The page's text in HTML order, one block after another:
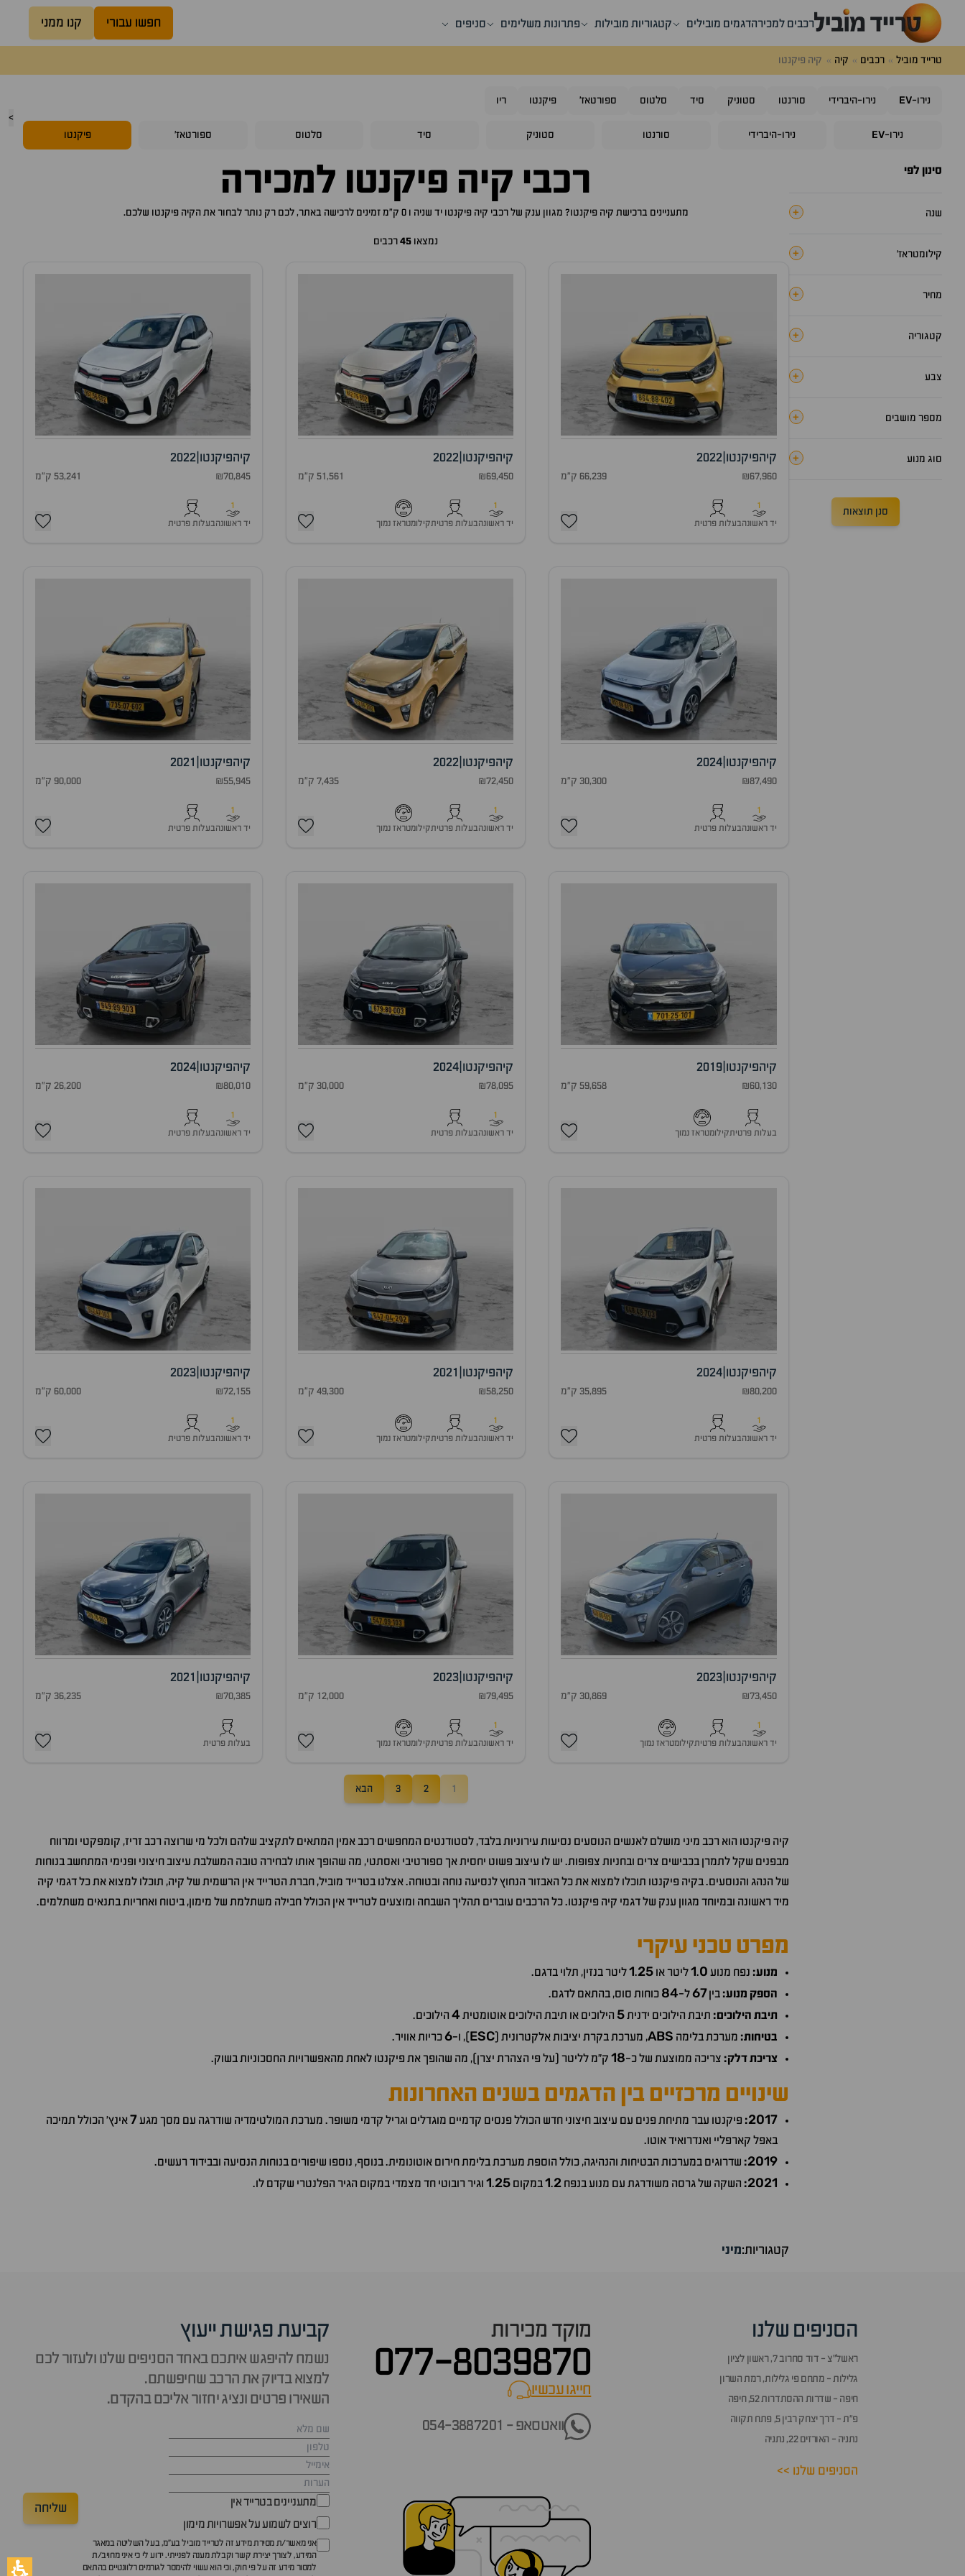
רכבים למכירהדגמים מובילים קטגוריות מובילות פתרונות משלימים סניפים חפשו עבורי קנו ממני
טרייד מוביל רכבים קיה קיה פיקנטו
>
נירו-EV נירו-היברידי סורנטו סטוניק סיד סלטוס ספורטאז' פיקנטו ריו
נירו-EV נירו-היברידי סורנטו סטוניק סיד סלטוס ספורטאז' פיקנטו
סינון לפי
שנה +
קילומטראז׳ +
מחיר +
קטגוריה +
צבע +
מספר מושבים +
סוג מנוע +
סנן תוצאות
רכבי קיה פיקנטו למכירה
מתעניינים ברכישת קיה פיקנטו? מגוון ענק של רכבי קיה פיקנטו יד שניה ו 0 ק"מ זמינים לרכישה באתר, לכם רק נותר לבחור את ה קיה פיקנטו שלכם.
נמצאו 45רכבים
קיהפיקנטו |
2022
₪67,960 66,239 ק"מ
1
יד ראשונהבעלות פרטית
קיהפיקנטו 2022
₪69,450 51,561 ק"מ
1
יד ראשונהבעלות פרטיתקילומטראז נמוך
קיהפיקנטו 2022
₪70,845 53,241 ק"מ
1
יד ראשונהבעלות פרטית
קיהפיקנטו |
2024
₪87,490 30,300 ק"מ
1
יד ראשונהבעלות פרטית
קיהפיקנטו 2022
₪72,450 7,435 ק"מ
1
יד ראשונהבעלות פרטיתקילומטראז נמוך
קיהפיקנטו 2021
₪55,945 90,000 ק"מ
1
יד ראשונהבעלות פרטית
קיהפיקנטו |
2019
₪60,130 59,658 ק"מ
בעלות פרטיתקילומטראז נמוך
קיהפיקנטו 2024
₪78,095 30,000 ק"מ
1
יד ראשונהבעלות פרטית
קיהפיקנטו 2024
₪80,010 26,200 ק"מ
1
יד ראשונהבעלות פרטית
קיהפיקנטו |
2024
₪80,200 35,895 ק"מ
1
יד ראשונהבעלות פרטית
קיהפיקנטו 2021
₪58,250 49,300 ק"מ
1
יד ראשונהבעלות פרטיתקילומטראז נמוך
קיהפיקנטו 2023
₪72,155 60,000 ק"מ
1
יד ראשונהבעלות פרטית
קיהפיקנטו |
2023
₪73,450 30,869 ק"מ
1
יד ראשונהבעלות פרטיתקילומטראז נמוך
קיהפיקנטו 2023
₪79,495 12,000 ק"מ
1
יד ראשונהבעלות פרטיתקילומטראז נמוך
קיהפיקנטו 2021
₪70,385 36,235 ק"מ
בעלות פרטית
1
2
3 הבא
קיה פיקנטו הוא רכב מיני מושלם לאנשים הנוסעים נסיעות עירוניות בלבד, לסטודנטים המחפשים רכב אמין המתאים לתקציב שלהם ולכל מי שרוצה רכב זריז, קומפקטי ומרווח
מבפנים שקל לתמרן בכבישים צרים ובחניות צפופות. יש לו עיצוב פשוט יחסית אך ספורטיבי ואסתטי, מה שהופך אותו לבחירה טובה המשלבת עיצוב חיצוני ופנימי המתחשב בנוחות
של הנהג והנוסעים. בקיה פיקנטו תוכלו למצוא את כל האבזור הנחוץ לנסיעה נוחה ובטוחה. אצלנו בטרייד מוביל, חברת הטרייד אין הרשמית של קיה, תוכלו למצוא את כל דגמי קיה
מיד ראשונה ובמיוחד מגוון ענק של דגמי קיה פיקנטו. כל הרכבים עוברים תהליך השבחה ומוצעים לטרייד אין הכולל חבילה משתלמת של מימון, ביטוח ואחריות בתנאים משתלמים.
מפרט טכני עיקרי
מנוע: נפח מנוע 1.0 ליטר או 1.25
ליטר בנזין, תלוי בדגם.
הספק מנוע:בין67ל-84 כוחות סוס, בהתאם לדגם.
תיבת הילוכים: תיבת הילוכים ידנית5 הילוכים או תיבת הילוכים אוטומטית 4 הילוכים.
בטיחות: מערכת בלימה ABS, מערכת בקרת יציבות אלקטרונית (ESC ), ו-6כריות אוויר.
צריכת דלק: צריכה ממוצעת של כ-18 ק"מ לליטר (על פי הצהרת יצרן), מה שהופך את פיקנטו לאחת מהאפשרויות החסכוניות בשוק.
שינויים מרכזיים בין הדגמים בשנים האחרונות
2017
: פיקנטו עבר מתיחת פנים עם עיצוב חיצוני חדש הכולל פנסים קדמיים מוגדלים וגריל קדמי משופר. מערכת המולטימדיה שודרגה עם מסך מגע7אינץ' הכולל תמיכה
באפל קארפליי ואנדרואיד אוטו.
2019
: שדרוגים במערכות הבטיחות והנהיגה, כולל הוספת מערכת בלימת חירום אוטונומית. בנוסף, נוספו שיפורים בנוחות הנסיעה ובבידוד רעשים.
2021
: השקה של גרסה משודרגת עם מנוע בנפח 1.2 במקום 1.25 וגיר רובוטי חד מצמדי במקום הגיר הפלנטרי שקדם לו.
קטגוריות:מיני
הסניפים שלנו
ראשל״צ - דוד סחרוב 7, ראשון לציון
גלילות - מתחם פי גלילות, רמת השרון
חיפה - שדרות ההסתדרות 52, חיפה
פ״ת - דרך יצחק רבין 5, פתח תקווה
נתניה - האורזים 22, נתניה
הסניפים שלנו >>
מוקד מכירות
077-8039870
חייגו עכשיוcall now
וואטסאפ - 054-3887201
קביעת פגישת ייעוץ
נשמח להיפגש איתכם באחד הסניפים שלנו ולעזור לכם
למצוא בדיוק את הרכב שחיפשתם.
השאירו פרטים ונציג יחזור אליכם בהקדם.
מתעניינים בטרייד אין
רוצים לשמוע על אפשרויות מימון
אני מאשר/ת מסירת מידע זה לטרייד מוביל בע"מ, בעל השליטה במאגר
המידע, לצורך יצירת קשר וקבלת מענה לפנייתי. ידוע לי כי איני מחויב/ת
למסור מידע זה על פי חוק, וכי הוא עשוי להימסר לגורמים רלוונטיים בהתאם
שליחה